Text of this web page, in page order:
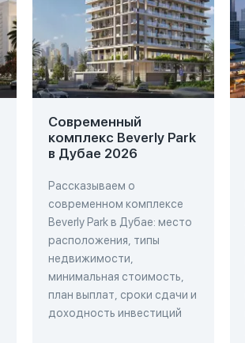
Современный
комплекс Beverly Park
в Дубае 2026
Рассказываем о
современном комплексе
Beverly Park в Дубае: место
расположения, типы
недвижимости,
минимальная стоимость,
план выплат, сроки сдачи и
доходность инвестиций